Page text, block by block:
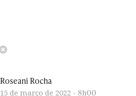
Roseani Rocha
15 de março de 2022 - 8h00